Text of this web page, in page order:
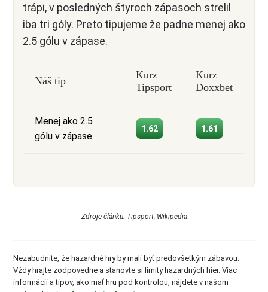
trápi, v posledných štyroch zápasoch strelil
iba tri góly. Preto tipujeme že padne menej ako
2.5 gólu v zápase.
Náš tip
Kurz
Tipsport
Kurz
Doxxbet
Menej ako 2.5
gólu v zápase
1.62 1.61
Zdroje článku: Tipsport, Wikipedia
Nezabudnite, že hazardné hry by mali byť predovšetkým zábavou.
Vždy hrajte zodpovedne a stanovte si limity hazardných hier. Viac
informácií a tipov, ako mať hru pod kontrolou, nájdete v našom